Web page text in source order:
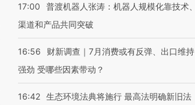
17:00
普渡机器人张涛：机器人规模化靠技术、
渠道和产品共同突破
16:56
财新调查｜7月消费或有反弹、出口维持
强劲 受哪些因素带动？
16:42 生态环境法典将施行 最高法明确新旧法